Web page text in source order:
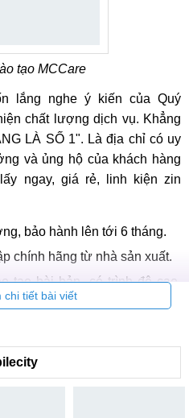
tạo MCCare
lắng nghe ý kiến của Quý
chất lượng dịch vụ. Khẳng
LÀ SỐ 1". Là địa chỉ có uy
và ủng hộ của khách hàng
ngay, giá rẻ, linh kiện zin
bảo hành lên tới 6 tháng.
chính hãng từ nhà sản xuất.
tạo bài bản, có trình độ cao,
5 nhanh chóng.
tiết bài viết